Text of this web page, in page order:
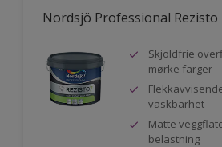
Nordsjö Professional Rezisto
Skjoldfrie
mørke farger
vaskbarhet
Matte
belastning